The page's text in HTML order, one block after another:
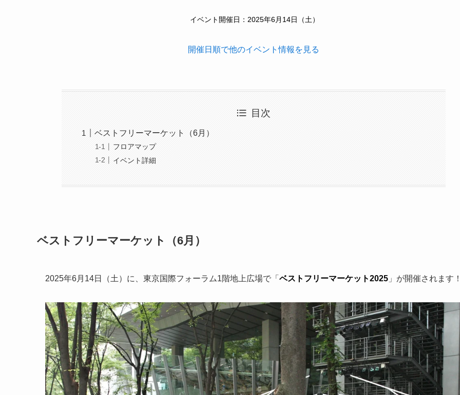
イベント開催日：2025年6月14日（土）
開催日順で他のイベント情報を見る
目次
ベストフリーマーケット（6月）
フロアマップ
イベント詳細
ベストフリーマーケット（6月）
2025年6月14日（土）に、東京国際フォーラム1階地上広場で「 ベストフリーマーケッ ト2025 」が開催されます